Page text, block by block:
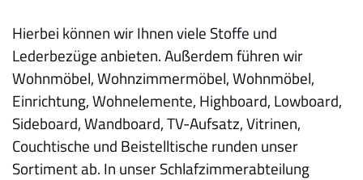
Hierbei können wir Ihnen viele Stoffe und
Lederbezüge anbieten. Außerdem führen wir
Wohnmöbel, Wohnzimmermöbel, Wohnmöbel,
Einrichtung, Wohnelemente, Highboard, Lowboard,
Sideboard, Wandboard, TV-Aufsatz, Vitrinen,
Couchtische und Beistelltische runden unser
Sortiment ab. In unser Schlafzimmerabteilung